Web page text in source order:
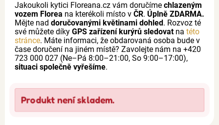
Jakoukoli kytici Floreana.cz vám doručíme chlazeným
vozem Florea na kterékoli místo v ČR. Úplně ZDARMA.
Mějte nad doručovanými květinami dohled. Rozvoz té
své můžete díky GPS zařízení kurýrů sledovatna této
stránce. Máte informaci, že obdarovaná osoba bude v
čase doručení na jiném místě? Zavolejte nám na +420
723 000 027 (Ne–Pá 8:00–21:00, So 9:00–17:00),
situaci společně vyřešíme.
Produkt není skladem.